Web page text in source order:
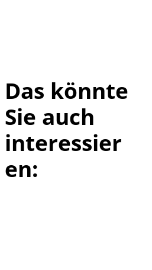
Das könnte
Sie auch
interessier
en: